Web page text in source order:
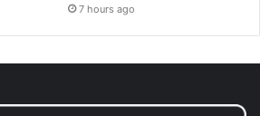
7 hours ago